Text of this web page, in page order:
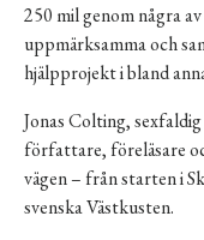
250 mil genom några
uppmärksamma och
hjälpprojekt i bland
Jonas Colting,
författare, föreläsare
vägen – från starten i
svenska Västkusten.